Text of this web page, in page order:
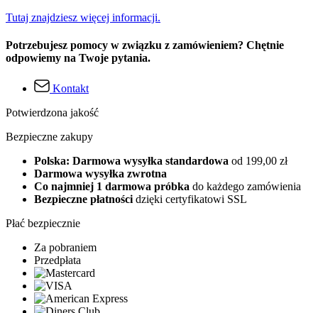
Tutaj znajdziesz więcej informacji.
Potrzebujesz pomocy w związku z zamówieniem? Chętnie
odpowiemy na Twoje pytania.
Kontakt
Potwierdzona jakość
Bezpieczne zakupy
Polska: Darmowa wysyłka standardowa od 199,00 zł
Darmowa wysyłka zwrotna
Co najmniej 1 darmowa próbka do każdego zamówienia
Bezpieczne płatności dzięki certyfikatowi SSL
Płać bezpiecznie
Za pobraniem
Przedpłata